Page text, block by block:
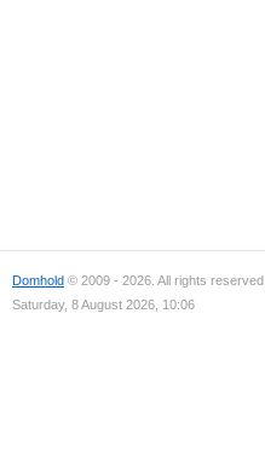
Domhold © 2009 - 2026. All rights reserved.
Saturday, 8 August 2026, 10:06